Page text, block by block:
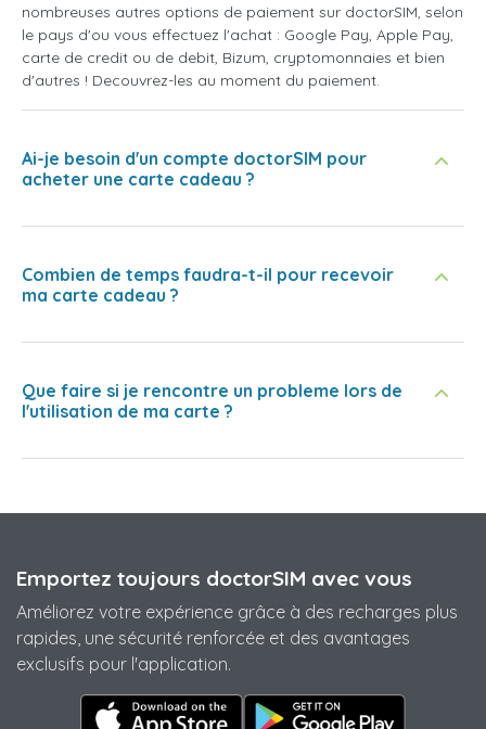
nombreuses autres options de paiement sur doctorSIM, selon
le pays d'ou vous effectuez l'achat : Google Pay, Apple Pay,
carte de credit ou de debit, Bizum, cryptomonnaies et bien
d'autres ! Decouvrez-les au moment du paiement.
Ai-je besoin d'un compte doctorSIM pour
acheter une carte cadeau ?
Combien de temps faudra-t-il pour recevoir
ma carte cadeau ?
Que faire si je rencontre un probleme lors de
l'utilisation de ma carte ?
Emportez toujours doctorSIM avec vous
Améliorez votre expérience grâce à des recharges plus
rapides, une sécurité renforcée et des avantages
exclusifs pour l'application.